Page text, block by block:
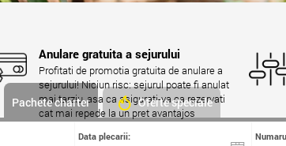
Pachete charter Oferte speciale
Data plecarii:
Anulare gratuita a sejurului
Profitati de promotia gratuita de anulare a
sejurului! Niciun risc: sejurul poate fi anulat
mai tarziu, asa ca asigurati-va ca rezervati
cat mai repede la un pret avantajos